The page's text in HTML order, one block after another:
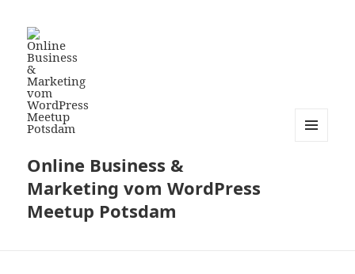
Online Business &
Marketing vom WordPress
Meetup Potsdam